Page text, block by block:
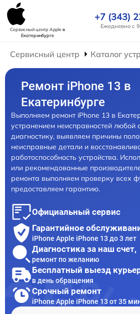
Сервисный центр Appleв
Екатеринбурге
+7 (343)
Ежедневно с
Сервисный центр Каталог
Ремонт iPhone 13 в
Екатеринбурге
Выполняем ремонт iPhone 13 в
устранением неисправностей любой
диагностику, выявляем причины
неисправные детали и
работоспособность устройства.
или рекомендованные
ремонта выполняем проверку всех
предоставляем гарантию.
Официальный сервис
Гарантийное
iPhone Apple iPhone 13 до 3 лет
Диагностика за наш счет,
ремонт по желанию
Бесплатный выезд
в день обращения
Срочный ремонт
iPhone Apple iPhone 13 от 35